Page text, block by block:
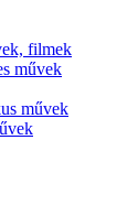
filmek
művek
művek